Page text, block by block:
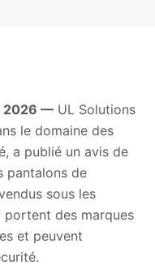
2026 — UL Solutions
le domaine des
a publié un avis de
pantalons de
sous les
portent des marques
et peuvent